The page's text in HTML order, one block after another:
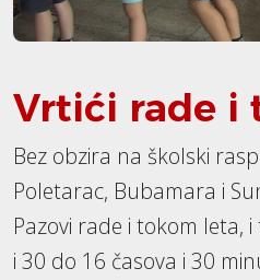
Vrtići rade i
Bez obzira na školski
Poletarac, Bubamara i
Pazovi rade i tokom leta,
i 30 do 16 časova i 30